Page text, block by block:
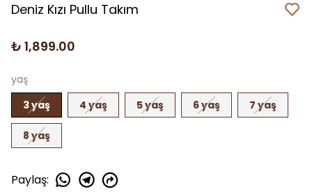
Deniz Kızı Pullu Takım
₺ 1,899.00
yaş
3 yaş
4 yaş 5 yaş 6 yaş 7 yaş
8 yaş
Paylaş: